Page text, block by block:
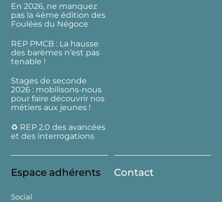
En 2026, ne manquez
pas la 4ème édition des
Foulées du Négoce
REP PMCB : La hausse
des barèmes n’est pas
tenable !
Stages de seconde
2026 : mobilisons-nous
pour faire découvrir nos
métiers aux jeunes !
♻️ REP 2.0 des avancées
et des interrogations
Espace adhérents
Social
Contact